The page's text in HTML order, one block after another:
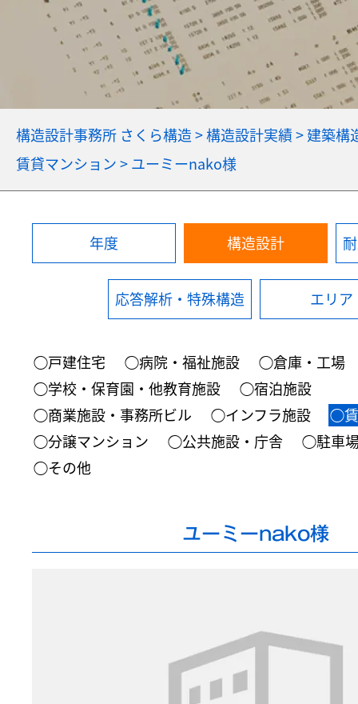
構造設計事務所 さくら構造>構造設計実績>建築構
賃貸マンション>ユーミーnako様
年度 構造設計
応答解析・特殊構造 エリア
◯戸建住宅 ◯病院・福祉施設
◯倉庫・工場
◯学校・保育園・他教育施設
◯宿泊施設
◯商業施設・事務所ビル
◯インフラ施設
◯賃
◯分譲マンション
◯公共施設・庁舎
◯駐車
◯その他
ユーミーnako様